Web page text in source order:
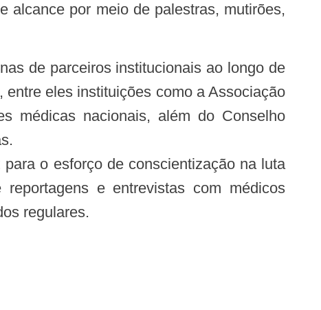
alcance por meio de palestras, mutirões,
eles instituições como a Associação
médicas nacionais, além do Conselho
o esforço de conscientização na luta
e entrevistas com médicos
regulares.